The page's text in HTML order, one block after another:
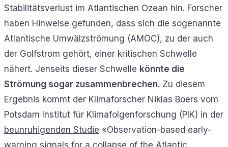
Stabilitätsverlust im Atlantischen Ozean hin. Forscher
haben Hinweise gefunden, dass sich die sogenannte
Atlantische Umwälzströmung (AMOC), zu der auch
der Golfstrom gehört, einer kritischen Schwelle
nähert. Jenseits dieser Schwelle könnte die
Strömung sogar zusammenbrechen. Zu diesem
Ergebnis kommt der Klimaforscher Niklas Boers vom
Potsdam Institut für Klimafolgenforschung (PIK) in der
beunruhigenden Studie «Observation-based early-
warning signals for a collapse of the Atlantic